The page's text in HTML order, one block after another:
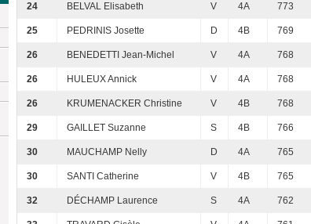
24 BELVAL Elisabeth V 4A 773
25 PEDRINIS Josette D 4B 769
26 BENEDETTI Jean-Michel V 4A 768
26 HULEUX Annick V 4A 768
26 KRUMENACKER Christine V 4B 768
29 GAILLET Suzanne S 4B 766
30 MAUCHAMP Nelly D 4A 765
30 SANTI Catherine V 4B 765
32 DÉCHAMP Laurence S 4A 762